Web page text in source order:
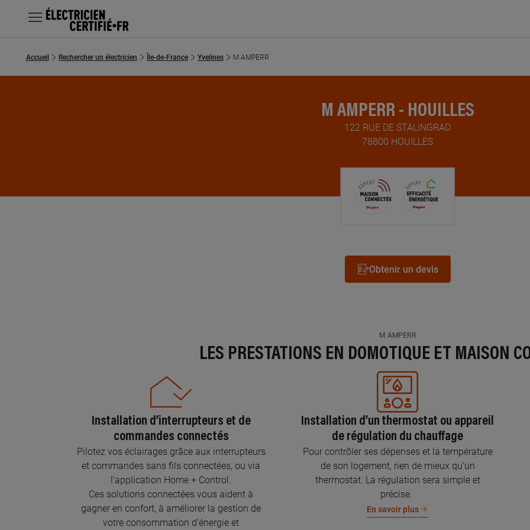
MENU
Chercher un électricien
Accueil Rechercher un électricien Île-de-France Yvelines M AMPERR
M AMPERR - HOUILLES
122 RUE DE STALINGRAD
78800 HOUILLES
Obtenir un devis
M AMPERR
LES PRESTATIONS EN DOMOTIQUE ET MAISON
Installation d’interrupteurs et de
commandes connectés
Pilotez vos éclairages grâce aux interrupteurs
et commandes sans fils connectées, ou via
l'application Home + Control.
Ces solutions connectées vous aident à
gagner en confort, à améliorer la gestion de
votre consommation d’énergie et
Installation d’un thermostat ou appareil
de régulation du chauffage
Pour contrôler ses dépenses et la température
de son logement, rien de mieux qu’un
thermostat. La régulation sera simple et
précise.
En savoir plus